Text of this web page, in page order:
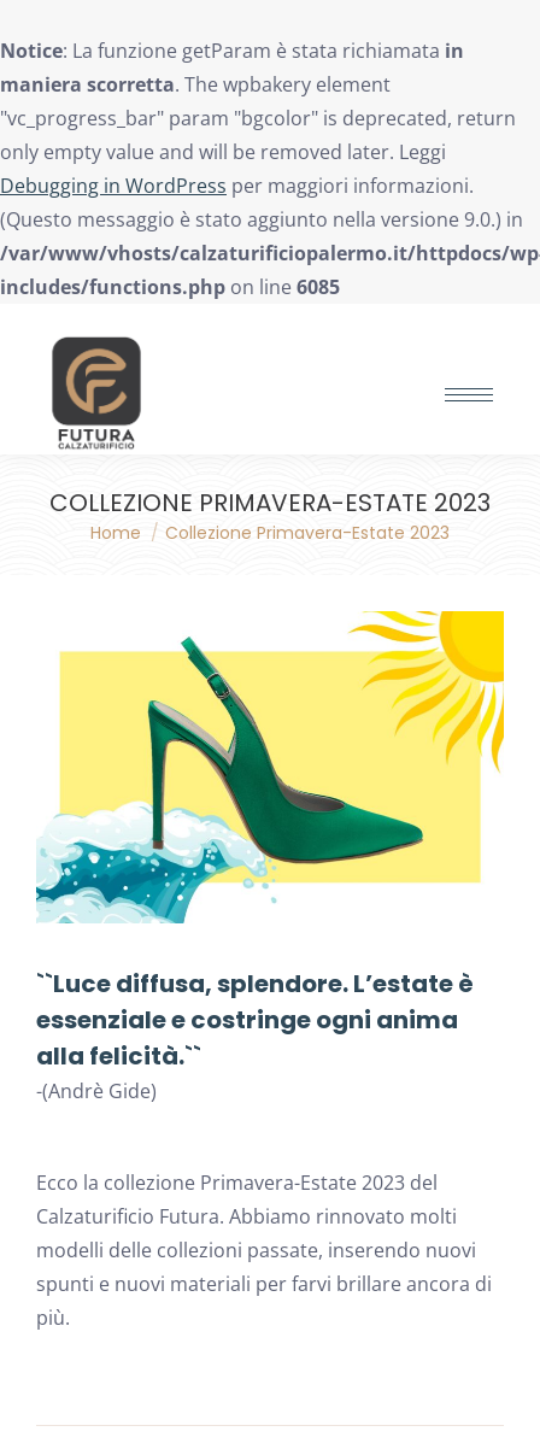
Notice: La funzione getParam è stata richiamata in
maniera scorretta. The wpbakery element
"vc_progress_bar" param "bgcolor" is deprecated, return
only empty value and will be removed later. Leggi
Debugging in WordPress per maggiori informazioni.
(Questo messaggio è stato aggiunto nella versione 9.0.) in
/var/www/vhosts/calzaturificiopalermo.it/httpdocs/
includes/functions.php on line6085
COLLEZIONE PRIMAVERA-ESTATE 2023
You are here:
Home Collezione Primavera-Estate 2023
``Luce diffusa, splendore. L’estate è
essenziale e costringe ogni anima
alla felicità.``
-(Andrè Gide)
Ecco la collezione Primavera-Estate 2023 del
Calzaturificio Futura. Abbiamo rinnovato molti
modelli delle collezioni passate, inserendo nuovi
spunti e nuovi materiali per farvi brillare ancora di
più.